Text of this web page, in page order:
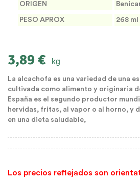
ORIGEN
PESO APROX 268 ml
3,89 € kg
La alcachofa es una variedad de una
cultivada como alimento y originaria
España es el segundo productor
hervidas, fritas, al vapor o al horno, y
en una dieta saludable,
Los precios reflejados son